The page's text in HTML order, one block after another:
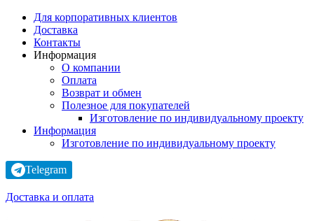
Для корпоративных клиентов
Доставка
Контакты
Информация
О компании
Оплата
Возврат и обмен
Полезное для покупателей
Изготовление по индивидуальному проекту
Информация
Изготовление по индивидуальному проекту
Telegram
Доставка и оплата